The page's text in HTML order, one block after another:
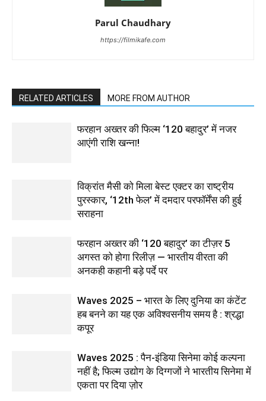
Parul Chaudhary
https://filmikafe.com
RELATED ARTICLES MORE FROM AUTHOR
फरहान अख्तर की फिल्म ‘120 बहादुर’ में नजर
आएंगी राशि खन्ना!
विक्रांत मैसी को मिला बेस्ट एक्टर का राष्ट्रीय
पुरस्कार, ‘12th फेल’ में दमदार परफॉर्मेंस की हुई
सराहना
फरहान अख्तर की ‘120 बहादुर’ का टीज़र 5
अगस्त को होगा रिलीज़ — भारतीय वीरता की
अनकही कहानी बड़े पर्दे पर
Waves 2025 – भारत के लिए दुनिया का कंटेंट
हब बनने का यह एक अविश्वसनीय समय है : श्रद्धा
कपूर
Waves 2025 : पैन-इंडिया सिनेमा कोई कल्पना
नहीं है; फिल्म उद्योग के दिग्गजों ने भारतीय सिनेमा में
एकता पर दिया ज़ोर